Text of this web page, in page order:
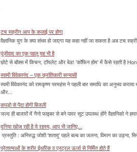
टच स्क्रीन आप के कलाई पर होगा
वैज्ञानिक युग के क्या संभव हो जाएगा यह कहा नहीं जा सकता है अब टच
पूंजीवाद का एक पहलू यह भी है
छोटे से बॉक्‍स में किचन, टॉयलेट और बेड! 'कॉफिन होम' में कैसे रहती है
स्वामी विवेकानंद – एक क्रांतिकारी सन्यासी
स्वमी विवेकानंद को रामकृष्ण परमहंस ने पहली बार समाधि का अनुभव
और...
कपड़ो से पैदा होगी बिजली
जल्द ही बाजारों में नैनो फाइबर से बने पावर सूट उपलब्ध होंगे वैज्ञानिको ने
दुनिया खोज रही है ये रहस्य, आप भी जानिए...
प्रस्तुति : अनिरुद्ध जोशी 'शतायु' पहले बल्ब का जलना, विमान का उड़ना,
प्रेतात्माओं के शरीर ईथरिक व एस्ट्रल ऊर्जा से निर्मित होते हैं